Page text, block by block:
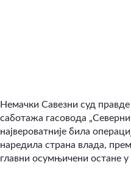
Немачки Савезни суд
саботажа гасовода
највероватније била
наредила страна влада,
главни осумњичени остане у